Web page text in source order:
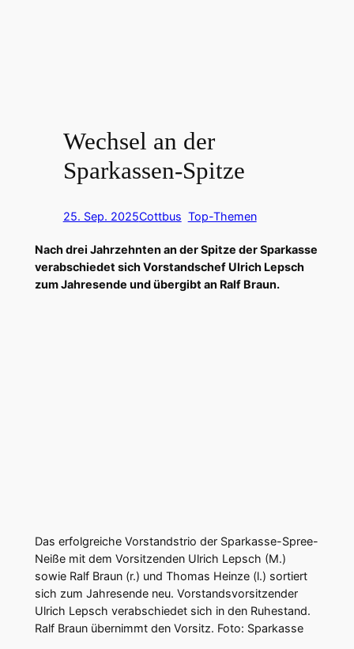
Wechsel an der
Sparkassen-Spitze
25. Sep. 2025Cottbus Top-Themen
Nach drei Jahrzehnten an der Spitze der Sparkasse
verabschiedet sich Vorstandschef Ulrich Lepsch
zum Jahresende und übergibt an Ralf Braun.
Das erfolgreiche Vorstandstrio der Sparkasse-Spree-
Neiße mit dem Vorsitzenden Ulrich Lepsch (M.)
sowie Ralf Braun (r.) und Thomas Heinze (l.) sortiert
sich zum Jahresende neu. Vorstandsvorsitzender
Ulrich Lepsch verabschiedet sich in den Ruhestand.
Ralf Braun übernimmt den Vorsitz. Foto: Sparkasse